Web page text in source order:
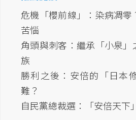
危機「櫻前線」：染病凋
苦惱
角頭與刺客：繼承「小泉
族
勝利之後：安倍的「日本
難？
自民黨總裁選：「安倍天下